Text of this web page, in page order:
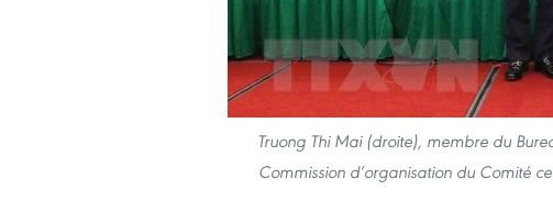
Truong Thi Mai (droite), membre du
Commission d’organisation du Comité